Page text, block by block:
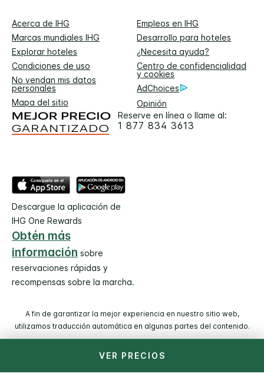
VER PRECIOS
Acerca de IHG
Empleos en IHG
Marcas mundiales IHG
Desarrollo para hoteles
Explorar hoteles
¿Necesita ayuda?
Condiciones de uso
Centro de confidencialidad
y cookies
No vendan mis datos
personales
AdChoices
Mapa del sitio
Opinión
Reserve en línea o llame al:
1 877 834 3613
Descargue la aplicación de
IHG One Rewards
Obtén más
información sobre
reservaciones rápidas y
recompensas sobre la marcha.
A fin de garantizar la mejor experiencia en nuestro sitio web,
utilizamos traducción automática en algunas partes del contenido.
© 2026 IHG. Todos los derechos reservados. La mayoría de
los hoteles son administrados y operados por entidades